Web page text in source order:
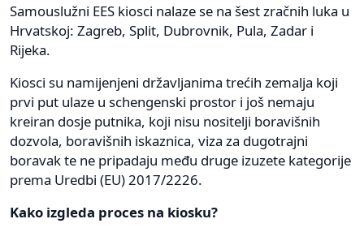
Samouslužni EES kiosci nalaze se na šest zračnih luka u
Hrvatskoj: Zagreb, Split, Dubrovnik, Pula, Zadar i
Rijeka.
Kiosci su namijenjeni državljanima trećih zemalja koji
prvi put ulaze u schengenski prostor i još nemaju
kreiran dosje putnika, koji nisu nositelji boravišnih
dozvola, boravišnih iskaznica, viza za dugotrajni
boravak te ne pripadaju među druge izuzete kategorije
prema Uredbi (EU) 2017/2226.
Kako izgleda proces na kiosku?